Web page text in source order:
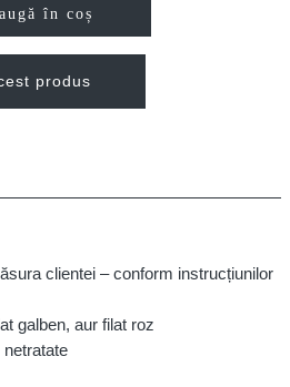
în coș
produs
clientei – conform instrucțiunilor
galben, aur filat roz
netratate